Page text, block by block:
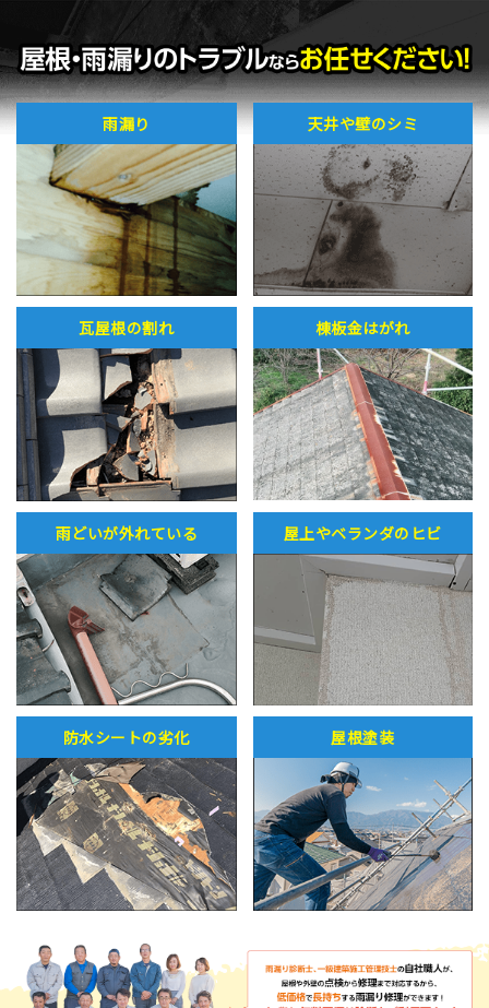
雨漏り 天井や壁のシミ
瓦屋根の割れ 棟板金はがれ
雨どいが外れている 屋上やベランダのヒビ
防水シートの劣化 屋根塗装